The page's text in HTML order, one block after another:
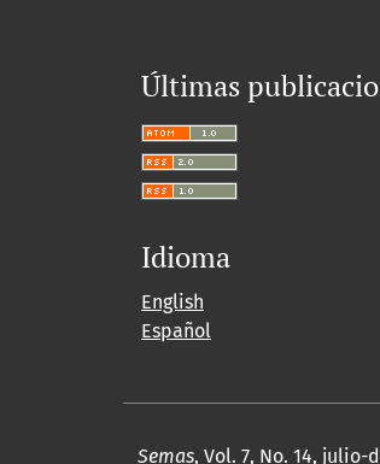
Últimas
Idioma
English
Español
Semas, Vol. 7, No. 14,